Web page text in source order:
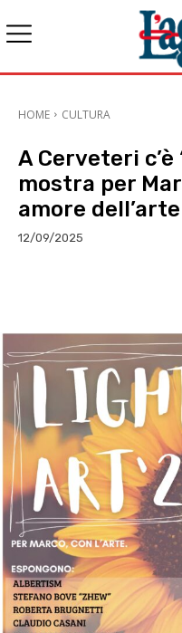
HOME CULTURA
A Cerveteri c’è
mostra per
amore dell’arte
12/09/2025